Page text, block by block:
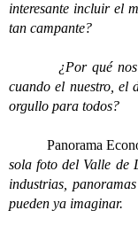
interesante incluir el
tan campante?
¿Por qué nos
cuando el nuestro, el
orgullo para todos?
Panorama
sola foto del Valle de
industrias,
pueden ya imaginar.